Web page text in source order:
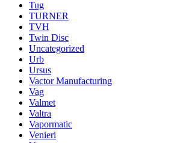
Tug
TURNER
TVH
Twin Disc
Uncategorized
Urb
Ursus
Vactor Manufacturing
Vag
Valmet
Valtra
Vapormatic
Venieri